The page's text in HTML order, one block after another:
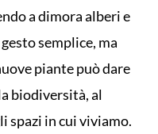
a dimora alberi e
semplice, ma
piante può dare
biodiversità, al
spazi in cui viviamo.